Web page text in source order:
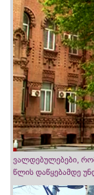
ვალდებულებები,
წლის დაწყებამდე